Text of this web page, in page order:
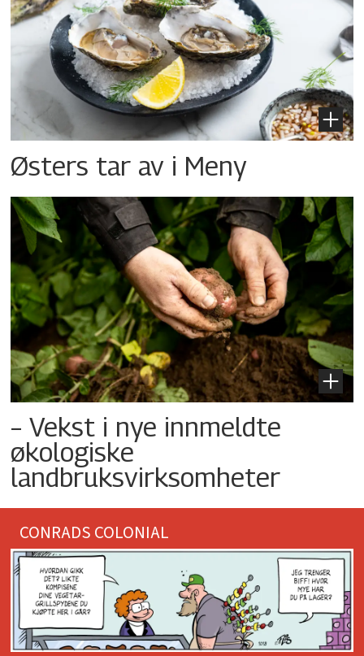
Østers tar av i Meny
– Vekst i nye innmeldte
økologiske
landbruksvirksomheter
CONRADS COLONIAL